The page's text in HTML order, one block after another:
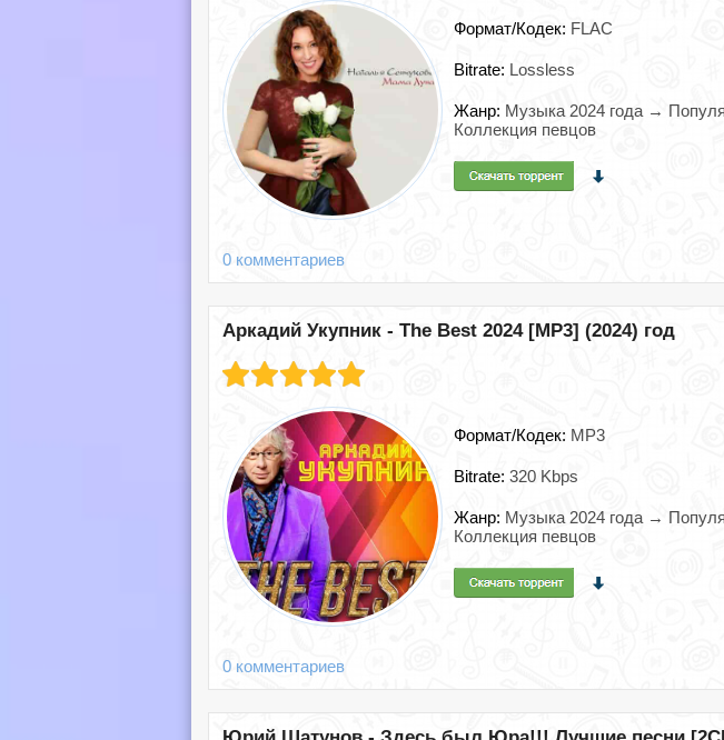
Формат/Кодек: FLAC
Bitrate: Lossless
Жанр: Музыка 2024 года →
Коллекция певцов
0 комментариев
Аркадий Укупник - The Best 2024 [MP3] (2024) год
Формат/Кодек: MP3
Bitrate: 320 Kbps
Жанр: Музыка 2024 года →
Коллекция певцов
0 комментариев